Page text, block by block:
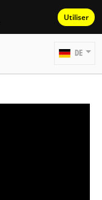
Utiliser
DE